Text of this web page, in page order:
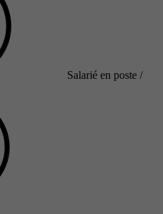
Salarié en poste /